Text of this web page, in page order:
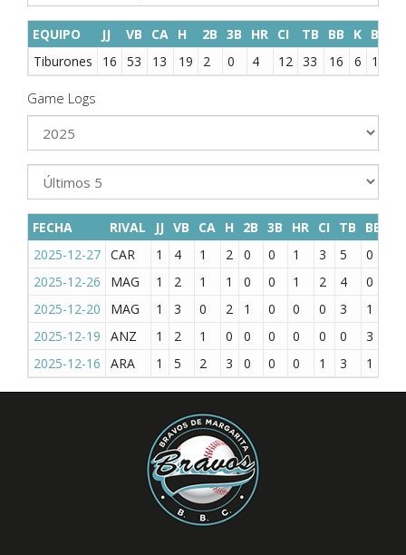
EQUIPO JJ VB CA H 2B 3B HR CI TB BB K BR
Tiburones
16 53 13 19 2 0 4 12 33 16 6 11
Game Logs
FECHA RIVAL JJ VB CA H 2B 3B HR CI TB BB
2025-12-27 CAR 1 4 1 2 0 0 1 3 5 0
2025-12-26
MAG 1 2 1 1 0 0 1 2 4 0
2025-12-20
MAG 1 3 0 2 1 0 0 0 3 1
2025-12-19
ANZ 1 2 1 0 0 0 0 0 0 3
2025-12-16
ARA 1 5 2 3 0 0 0 1 3 1